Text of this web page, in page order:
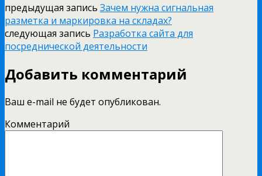
предыдущая запись Зачем нужна сигнальная
разметка и маркировка на складах?
следующая запись Разработка сайта для
посреднической деятельности
Добавить комментарий
Ваш e-mail не будет опубликован.
Комментарий